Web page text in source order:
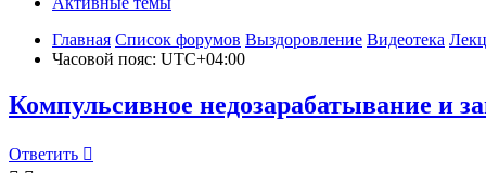
Главная Список форумов Выздоровление Видеотека
Часовой пояс: UTC+04:00
Компульсивное недозарабатывание и
Ответить
Ответить